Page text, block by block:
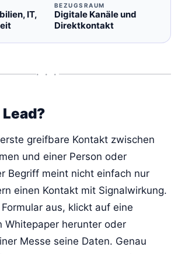
IT,
BEZUGSRAUM
Digitale Kanäle und
Direktkontakt
• • •
greifbare Kontakt zwischen
und einer Person oder
Begriff meint nicht einfach nur
einen Kontakt mit Signalwirkung.
aus, klickt auf eine
Whitepaper herunter oder
Messe seine Daten. Genau